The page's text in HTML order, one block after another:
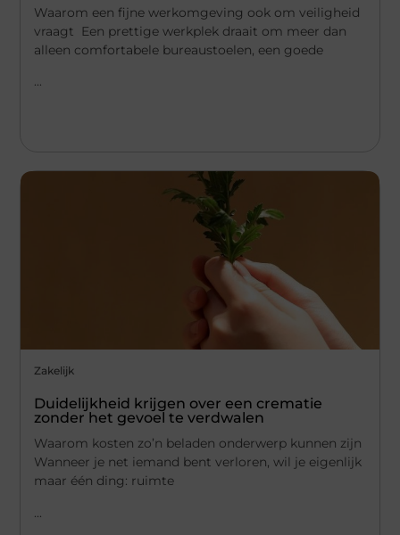
Waarom een fijne werkomgeving ook om veiligheid
vraagt Een prettige werkplek draait om meer dan
alleen comfortabele bureaustoelen, een goede
...
Zakelijk
Duidelijkheid krijgen over een crematie
zonder het gevoel te verdwalen
Waarom kosten zo’n beladen onderwerp kunnen zijn
Wanneer je net iemand bent verloren, wil je eigenlijk
maar één ding: ruimte
...